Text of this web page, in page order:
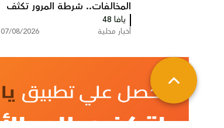
المخالفات.. شرطة المرور تكثف
حملاتها على الطرق
يافا 48
أخبار محلية 07/08/2026